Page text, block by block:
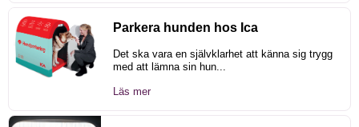
Parkera hunden hos Ica
Det ska vara en självklarhet att känna sig trygg
med att lämna sin hun...
Läs mer